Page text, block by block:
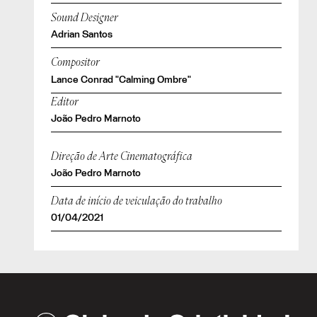
Sound Designer
Adrian Santos
Compositor
Lance Conrad "Calming Ombre"
Editor
João Pedro Marnoto
Direção de Arte Cinematográfica
João Pedro Marnoto
Data de início de veiculação do trabalho
01/04/2021